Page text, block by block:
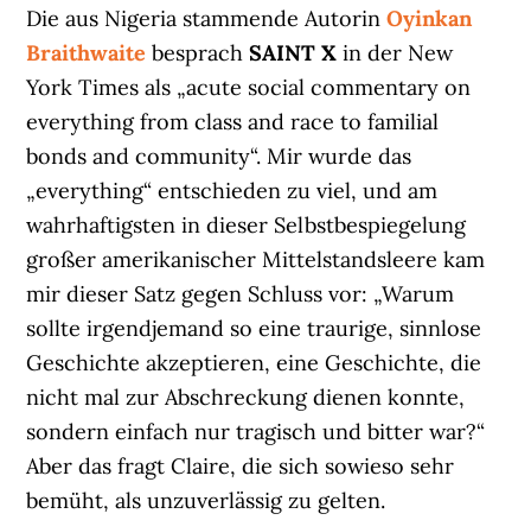
Die aus Nigeria stammende AutorinOyinkan
Braithwaite besprachSAINT Xin der New
York Times als „acute social commentary on
everything from class and race to familial
bonds and community“. Mir wurde das
„everything“ entschieden zu viel, und am
wahrhaftigsten in dieser Selbstbespiegelung
großer amerikanischer Mittelstandsleere kam
mir dieser Satz gegen Schluss vor: „Warum
sollte irgendjemand so eine traurige, sinnlose
Geschichte akzeptieren, eine Geschichte, die
nicht mal zur Abschreckung dienen konnte,
sondern einfach nur tragisch und bitter war?“
Aber das fragt Claire, die sich sowieso sehr
bemüht, als unzuverlässig zu gelten.